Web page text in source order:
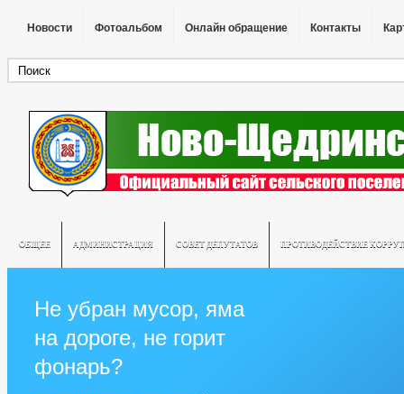
Новости Фотоальбом Онлайн обращение Контакты
ОБЩЕЕ АДМИНИСТРАЦИЯ СОВЕТ ДЕПУТАТОВ ПРОТИВОДЕЙСТВИЕ
Не убран мусор, яма
на дороге, не горит
фонарь?